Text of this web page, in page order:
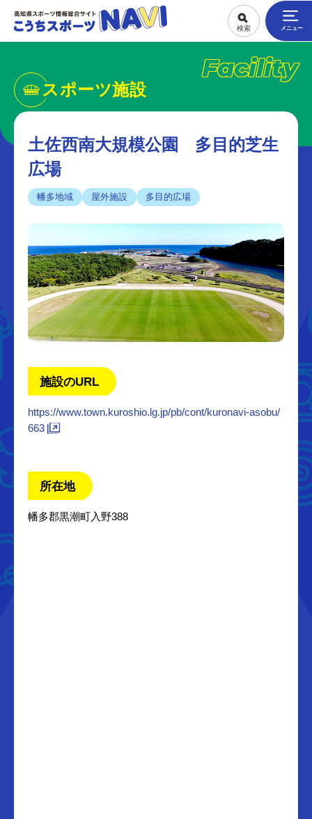
Facility
スポーツ施設
土佐西南大規模公園 多目的芝生
広場
幡多地域 屋外施設 多目的広場
施設のURL
https://www.town.kuroshio.lg.jp/pb/cont/kuronavi-asobu/
663
所在地
幡多郡黒潮町入野388